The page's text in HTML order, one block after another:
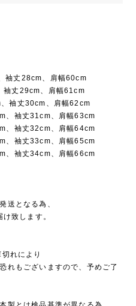
袖丈28cm、肩幅60cm
袖丈29cm、肩幅61cm
袖丈30cm、肩幅62cm
、袖丈31cm、肩幅63cm
、袖丈32cm、肩幅64cm
、袖丈33cm、肩幅65cm
、袖丈34cm、肩幅66cm
送となる為、
致します。
れにより
れもございますので、予めご了